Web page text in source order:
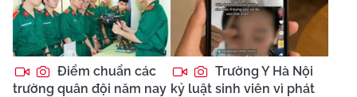
Điểm chuẩn các
trường quân đội năm nay
Trường Y Hà Nội
kỷ luật sinh viên vì phát